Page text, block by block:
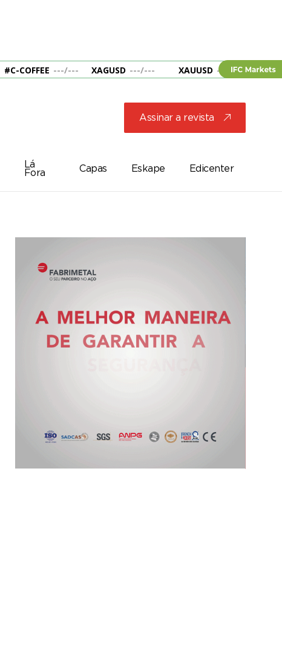
#C-COFFEE ---/--- XAGUSD ---/--- XAUUSD --- ---
Assinar a revista j
Lá
Fora
Capas Eskape Edicenter